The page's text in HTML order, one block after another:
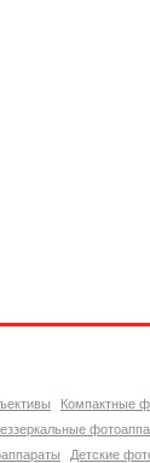
Компактные
Детские